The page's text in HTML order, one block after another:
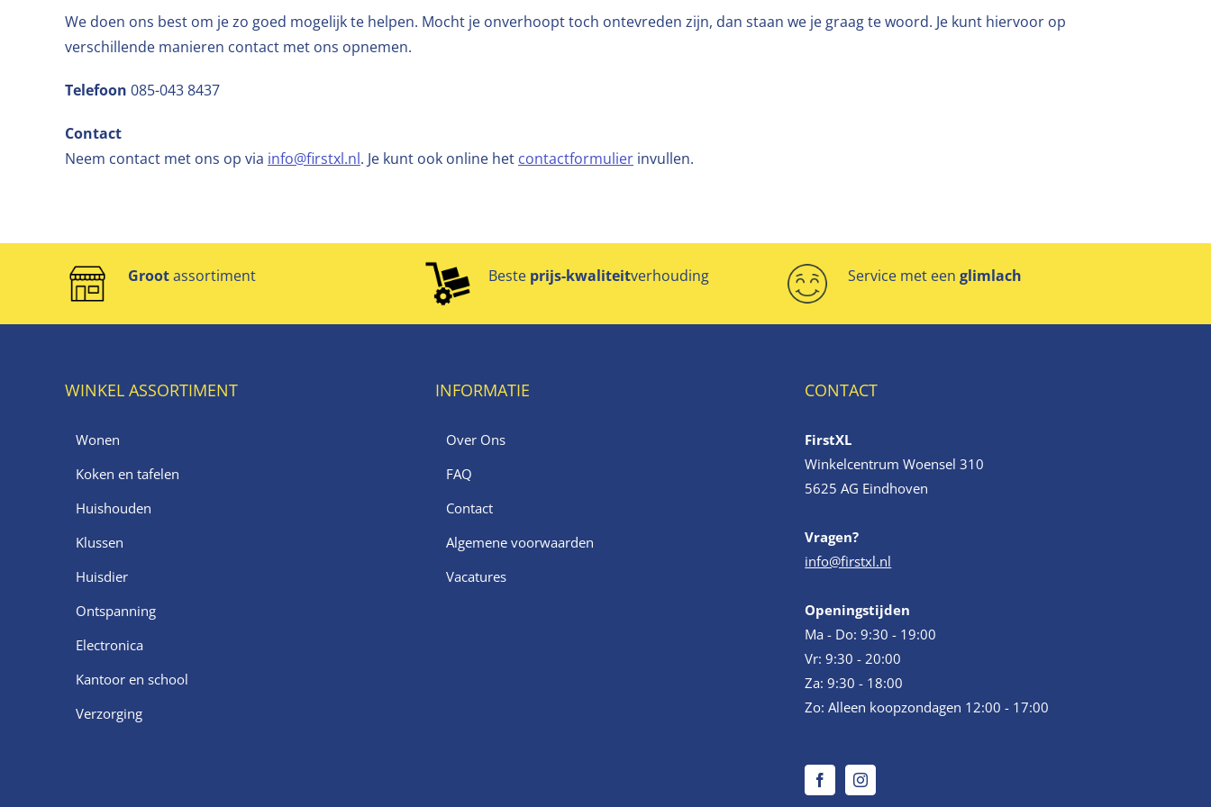
We doen ons best om je zo goed mogelijk te helpen. Mocht je onverhoopt toch ontevreden zijn, dan staan we je graag te woord. Je kunt hiervoor op
verschillende manieren contact met ons opnemen.
Telefoon 085-043 8437
Contact
Neem contact met ons op via info@firstxl.nl. Je kunt ook online het contactformulier invullen.
Grootassortiment Beste prijs-kwaliteitverhouding Service met eenglimlach
WINKEL ASSORTIMENT
Wonen
Koken en tafelen
Huishouden
Klussen
Huisdier
Ontspanning
Electronica
Kantoor en school
Verzorging
INFORMATIE
Over Ons
FAQ
Contact
Algemene voorwaarden
Vacatures
CONTACT
FirstXL
Winkelcentrum Woensel 310
5625 AG Eindhoven
Vragen?
info@firstxl.nl
Openingstijden
Ma - Do: 9:30 - 19:00
Vr: 9:30 - 20:00
Za: 9:30 - 18:00
Zo: Alleen koopzondagen 12:00 - 17:00